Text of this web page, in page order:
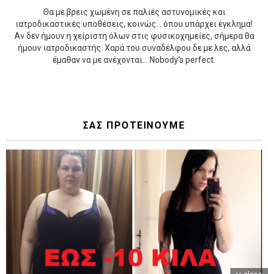
Θα με βρεις χωμένη σε παλιές αστυνομικές και
ιατροδικαστικές υποθέσεις, κοινώς... όπου υπάρχει έγκλημα!
Αν δεν ήμουν η χείριστη όλων στις φυσικοχημείες, σήμερα θα
ήμουν ιατροδικαστής. Χαρά του συναδέλφου δε με λες, αλλά
έμαθαν να με ανέχονται... Nobody's perfect.
ΣΑΣ ΠΡΟΤΕΙΝΟΥΜΕ